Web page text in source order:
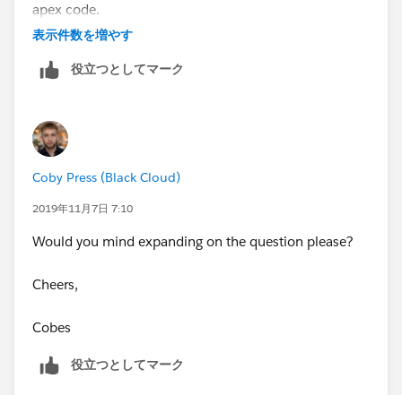
apex code.
have.
Thanks and Regards
Piyush
表示件数を増やす
役立つとしてマーク
Coby Press (Black Cloud)
2019年11月7日 7:10
Would you mind expanding on the question please?
Cheers,
Cobes
役立つとしてマーク